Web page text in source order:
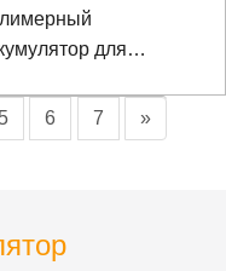
для
5 6 7 »